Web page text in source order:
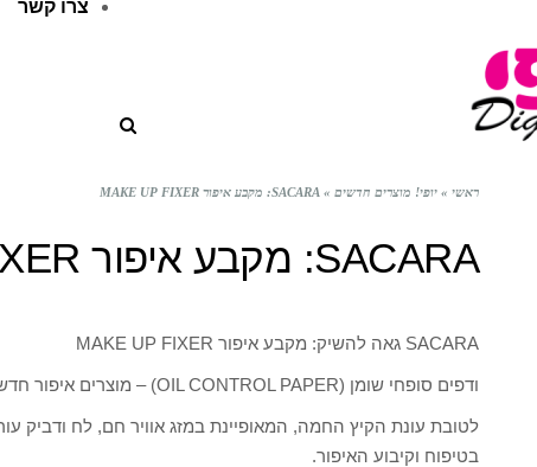
צרו קשר
ראשי » יופי! מוצרים חדשים » SACARA: מקבע איפור MAKE UP FIXER
SACARA: מקבע איפור MAKE UP FIXER
SACARA גאה להשיק: מקבע איפור MAKE UP FIXER
ודפים סופחי שומן (OIL CONTROL PAPER) – מוצרים איפור חדשים לעונת הקיץ
לטובת עונת הקיץ החמה, המאופיינת במזג אוויר חם, לח ודביק
בטיפוח וקיבוע האיפור.